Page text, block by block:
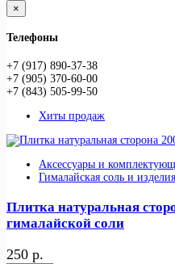
×
Телефоны
+7 (917) 890-37-38
+7 (905) 370-60-00
+7 (843) 505-99-50
Хиты продаж
Аксессуары и
Гималайская соль и
Плитка натуральная
гималайской соли
250 р.